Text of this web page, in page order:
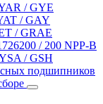
/ GYE
/ GAY
/ GRAE
/ 200 NPP-B
/ GSH
подшипников